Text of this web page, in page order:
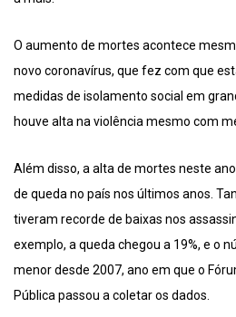
O aumento de mortes acontece
novo coronavírus, que fez com que
medidas de isolamento social em
houve alta na violência mesmo com
Além disso, a alta de mortes neste
de queda no país nos últimos anos.
tiveram recorde de baixas nos
exemplo, a queda chegou a 19%, e o
menor desde 2007, ano em que o
Pública passou a coletar os dados.